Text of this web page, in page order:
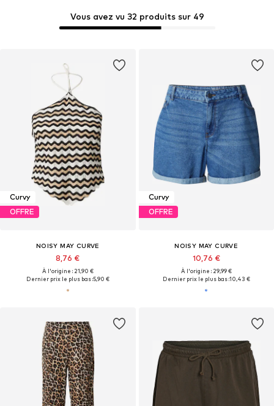
Vous avez vu 32 produits sur 49
Curvy
OFFRE
NOISY MAY CURVE
8,76 €
À l'origine : 21,90 €
Dernier prix le plus bas :5,90 €
Curvy
OFFRE
NOISY MAY CURVE
10,76 €
À l'origine : 29,99 €
Dernier prix le plus bas :10,43 €